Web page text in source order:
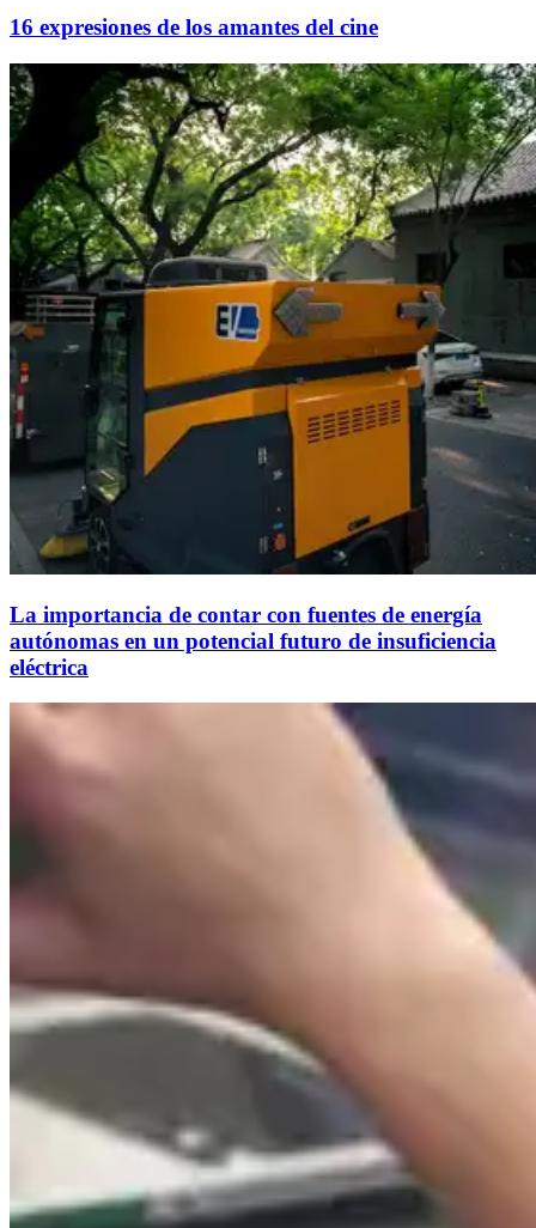
16 expresiones de los amantes del cine
La importancia de contar con fuentes de energía
autónomas en un potencial futuro de insuficiencia
eléctrica